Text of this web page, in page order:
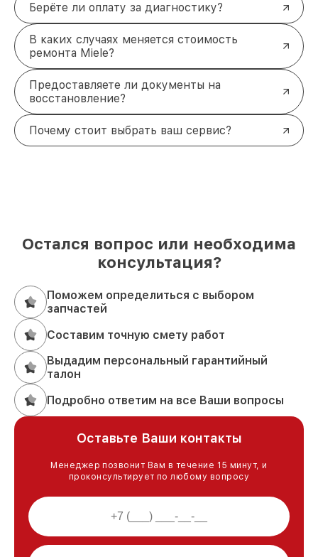
Берёте ли оплату за диагностику?
В каких случаях меняется стоимость
ремонта Miele?
Предоставляете ли документы на
восстановление?
Почему стоит выбрать ваш сервис?
Остался вопрос или необходима
консультация?
Поможем определиться с выбором
запчастей
Составим точную смету работ
Выдадим персональный гарантийный
талон
Подробно ответим на все Ваши вопросы
Оставьте Ваши контакты
Менеджер позвонит Вам в течение 15 минут, и
проконсультирует по любому вопросу